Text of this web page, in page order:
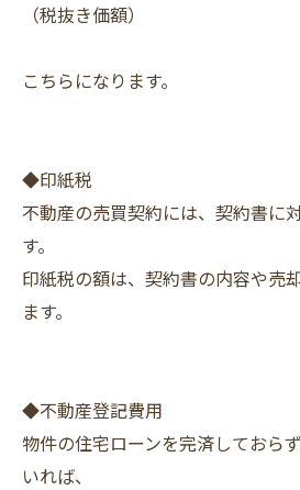
（税抜き価額）
こちらになります。
◆印紙税
不動産の売買契約には、契約書に
す。
印紙税の額は、契約書の内容や売
ます。
◆不動産登記費用
物件の住宅ローンを完済しておら
いれば、